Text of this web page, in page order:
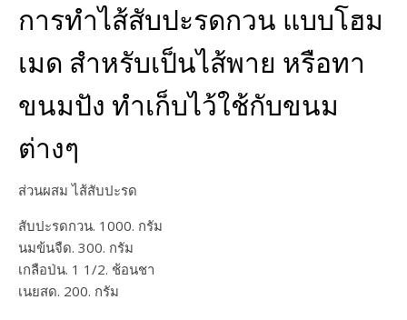
การทำไส้สับปะรดกวน แบบโฮม
เมด สำหรับเป็นไส้พาย หรือทา
ขนมปัง ทำเก็บไว้ใช้กับขนม
ต่างๆ
ส่วนผสม ไส้สับปะรด
สับปะรดกวน. 1000. กรัม
นมข้นจืด. 300. กรัม
เกลือป่น. 1 1/2. ช้อนชา
เนยสด. 200. กรัม